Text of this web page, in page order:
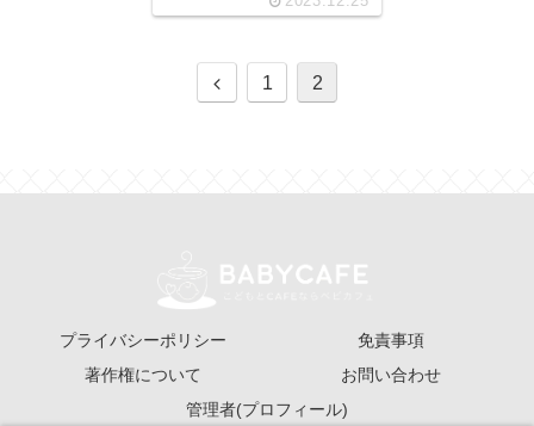
前
1 2
プライバシーポリシー
免責事項
著作権について
お問い合わせ
管理者(プロフィール)